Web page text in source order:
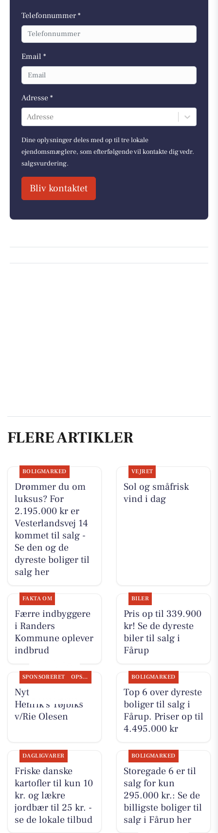
Telefonnummer *
Email *
Adresse *
Adresse
Dine oplysninger deles med op til tre lokale
ejendomsmæglere, som efterfølgende vil kontakte dig vedr.
salgsvurdering.
Bliv kontaktet
FLERE ARTIKLER
BOLIGMARKED
Drømmer du om
luksus? For
2.195.000 kr er
Vesterlandsvej 14
kommet til salg -
Se den og de
dyreste boliger til
salg her
VEJRET
Sol og småfrisk
vind i dag
FAKTA OM
Færre indbyggere
i Randers
Kommune oplever
indbrud
BILER
Pris op til 339.900
kr! Se de dyreste
biler til salg i
Fårup
SPONSORERET OPSLAGSTAVLEN
Nyt fra Rie &
Henrik's Tøjbiks
v/Rie Olesen
BOLIGMARKED
Top 6 over dyreste
boliger til salg i
Fårup. Priser op til
4.495.000 kr
DAGLIGVARER
Friske danske
kartofler til kun 10
kr. og lækre
jordbær til 25 kr. -
se de lokale tilbud
BOLIGMARKED
Storegade 6 er til
salg for kun
295.000 kr.: Se de
billigste boliger til
salg i Fårup her